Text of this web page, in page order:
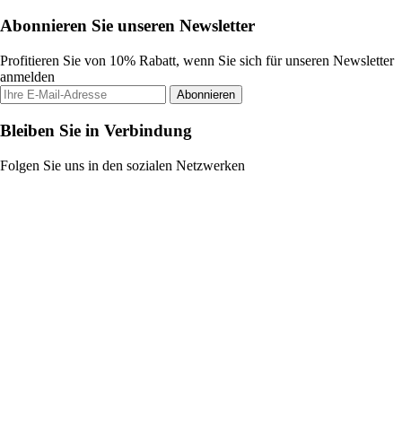
Abonnieren Sie unseren Newsletter
Profitieren Sie von 10% Rabatt, wenn Sie sich für unseren Newsletter
anmelden
Abonnieren
Bleiben Sie in Verbindung
Folgen Sie uns in den sozialen Netzwerken